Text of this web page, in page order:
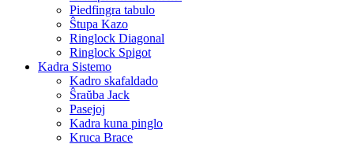
Piedfingra tabulo
Ŝtupa Kazo
Ringlock Diagonal
Ringlock Spigot
Kadra Sistemo
Kadro skafaldado
Ŝraŭba Jack
Pasejoj
Kadra kuna pinglo
Kruca Brace